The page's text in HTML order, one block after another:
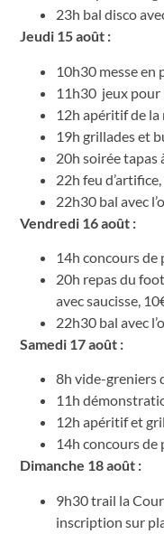
23h bal disco
Jeudi 15 août :
10h30 messe en
11h30 jeux pour
12h apéritif de la
19h grillades et
20h soirée tapas
22h feu
22h30 bal avec
Vendredi 16 août :
14h concours de
20h repas du
avec saucisse,
22h30 bal avec
Samedi 17 août :
8h vide-greniers
11h
12h apéritif et
14h concours de
Dimanche 18 août :
9h30 trail la
inscription sur